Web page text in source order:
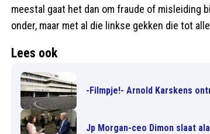
meestal gaat het dan om fraude of misleiding
onder, maar met al die linkse gekken die tot
Lees ook
-Filmpje!- Arnold Karskens
Jp Morgan-ceo Dimon slaat